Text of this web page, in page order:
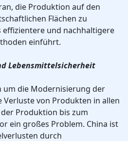
die Produktion auf den
Flächen zu
effizientere und nachhaltigere
einführt.
Lebensmittelsicherheit
um die Modernisierung der
von Produkten in allen
Produktion bis zum
ein großes Problem. China ist
durch